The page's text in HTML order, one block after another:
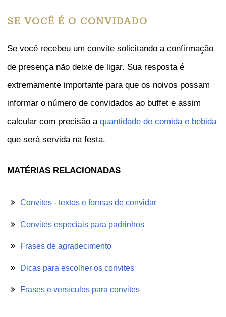
SE VOCÊ É O CONVIDADO
Se você recebeu um convite solicitando a confirmação
de presença não deixe de ligar. Sua resposta é
extremamente importante para que os noivos possam
informar o número de convidados ao buffet e assim
calcular com precisão aquantidade de comida e bebida
que será servida na festa.
MATÉRIAS RELACIONADAS
Convites - textos e formas de convidar
Convites especiais para padrinhos
Frases de agradecimento
Dicas para escolher os convites
Frases e versículos para convites